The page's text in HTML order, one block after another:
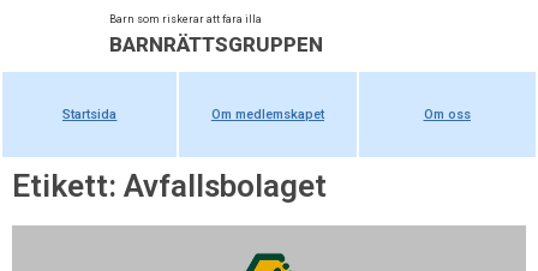
Barn som riskerar att fara illa
BARNRÄTTSGRUPPEN
Startsida Om medlemskapet Om oss
Etikett: Avfallsbolaget